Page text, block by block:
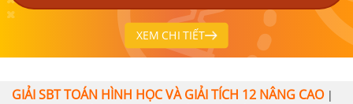
XEM CHI TIẾT
GIẢI SBT TOÁN HÌNH HỌC VÀ GIẢI TÍCH 12 NÂNG CAO|